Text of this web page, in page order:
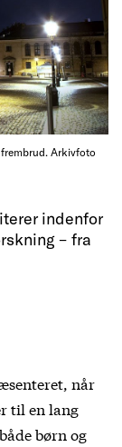
Arkivfoto
indenfor
– fra
når
til en lang
børn og